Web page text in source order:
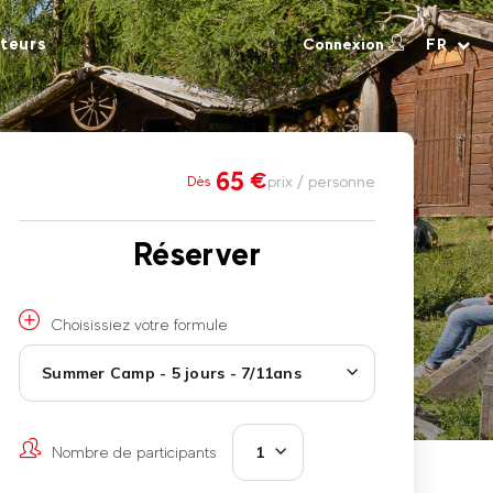
Connexion FR
Dès 65 €prix / personne
Réserver
Choisissiez votre formule
Summer Camp - 5 jours - 7/11ans
Nombre de participants 1